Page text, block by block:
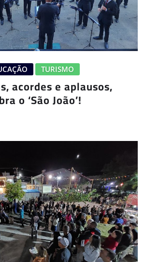
TURISMO
acordes e aplausos,
o ‘São João’!